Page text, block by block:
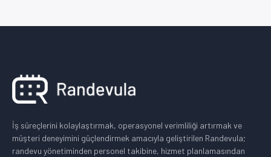
İş süreçlerini kolaylaştırmak, operasyonel verimliliği artırmak ve
müşteri deneyimini güçlendirmek amacıyla geliştirilen Randevula;
randevu yönetiminden personel takibine, hizmet planlamasından